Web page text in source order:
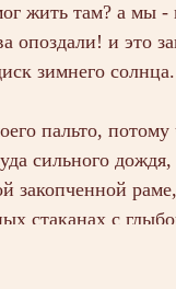
жить там? а мы -
опоздали! и это
зимнего солнца.
пальто, потому
сильного
закопченной
стаканах с